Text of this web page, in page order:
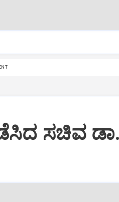
ಸಚಿವ